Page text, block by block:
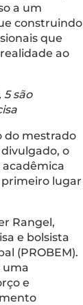
a um
construindo
que
ao
5 são
do mestrado
o
lugar
Rangel,
e bolsista
(PROBEM).
uma
e